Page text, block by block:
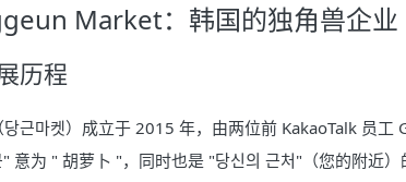
Market：韩国的独角兽企业
历程
근마켓）成立于 2015 年，由两位前 KakaoTalk 员工
意为 " 胡萝卜 "，同时也是 "당신의 근처"（您的附近